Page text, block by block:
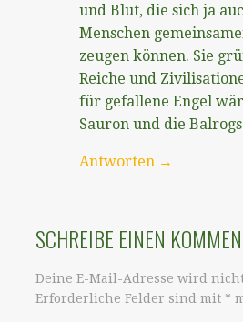
und Blut, die sich ja
Menschen
zeugen können. Sie
Reiche und
für gefallene Engel
Sauron und die Balrogs
Antworten
SCHREIBE EINEN
Deine E-Mail-Adresse wird
Erforderliche Felder sind mit *